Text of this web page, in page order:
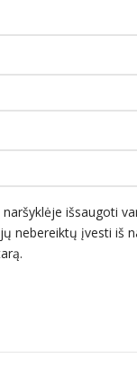
išsaugoti
nebereiktų įvesti iš